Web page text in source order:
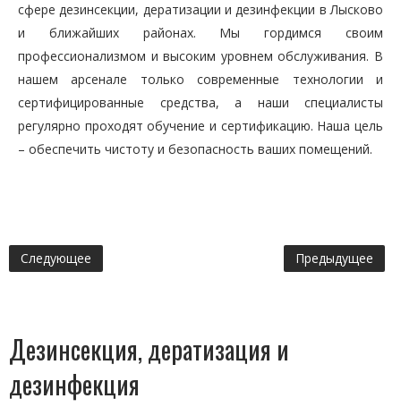
сфере дезинсекции, дератизации и дезинфекции в Лысково
и ближайших районах. Мы гордимся своим
профессионализмом и высоким уровнем обслуживания. В
нашем арсенале только современные технологии и
сертифицированные средства, а наши специалисты
регулярно проходят обучение и сертификацию. Наша цель
– обеспечить чистоту и безопасность ваших помещений.
Следующее Предыдущее
Дезинсекция, дератизация и
дезинфекция